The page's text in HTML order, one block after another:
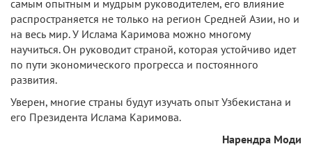
самым опытным и мудрым руководителем, его влияние
распространяется не только на регион Средней Азии, но и
на весь мир. У Ислама Каримова можно многому
научиться. Он руководит страной, которая устойчиво идет
по пути экономического прогресса и постоянного
развития.
Уверен, многие страны будут изучать опыт Узбекистана и
его Президента Ислама Каримова.
Нарендра Моди